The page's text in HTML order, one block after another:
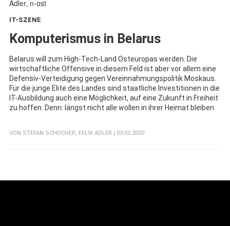
IT-SZENE
Komputerismus in Belarus
Belarus will zum High-Tech-Land Osteuropas werden. Die
wirtschaftliche Offensive in diesem Feld ist aber vor allem eine
Defensiv-Verteidigung gegen Vereinnahmungspolitik Moskaus.
Für die junge Elite des Landes sind staatliche Investitionen in die
IT-Ausbildung auch eine Möglichkeit, auf eine Zukunft in Freiheit
zu hoffen. Denn: längst nicht alle wollen in ihrer Heimat bleiben.
VON STEFAN SCHOCHER FELIX ADLER | 03.02.2020